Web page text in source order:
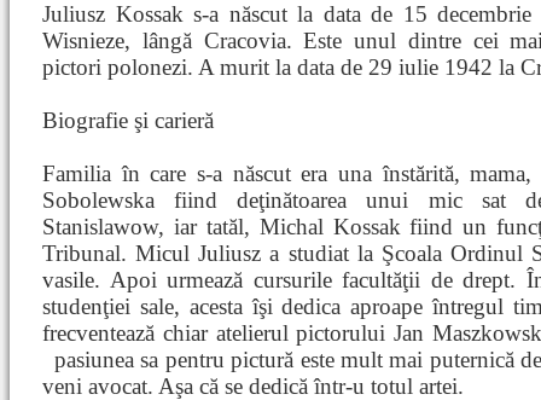
Juliusz Kossak s-a născut la data de 15
Wisnieze, lângă Cracovia. Este unul dintre cei
pictori polonezi. A murit la data de 29 iulie 1942 la
Biografie şi carieră
Familia în care s-a născut era una înstărită,
Sobolewska fiind deţinătoarea unui mic sat
Stanislawow, iar tatăl, Michal Kossak fiind un
Tribunal. Micul Juliusz a studiat la Şcoala Ordinul
vasile. Apoi urmează cursurile facultăţii de drept.
studenţiei sale, acesta îşi dedica aproape întregul
frecventează chiar atelierul pictorului Jan
pasiunea sa pentru pictură este mult mai puternică
veni avocat. Aşa că se dedică într-u totul artei.